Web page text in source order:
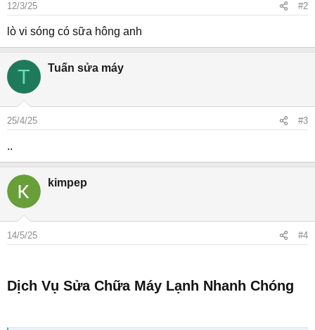
12/3/25 #2
lò vi sóng có sữa hông anh
T Tuấn sửa máy
25/4/25 #3
..
kimpep
14/5/25 #4
Dịch Vụ Sửa Chữa Máy Lạnh Nhanh Chóng​